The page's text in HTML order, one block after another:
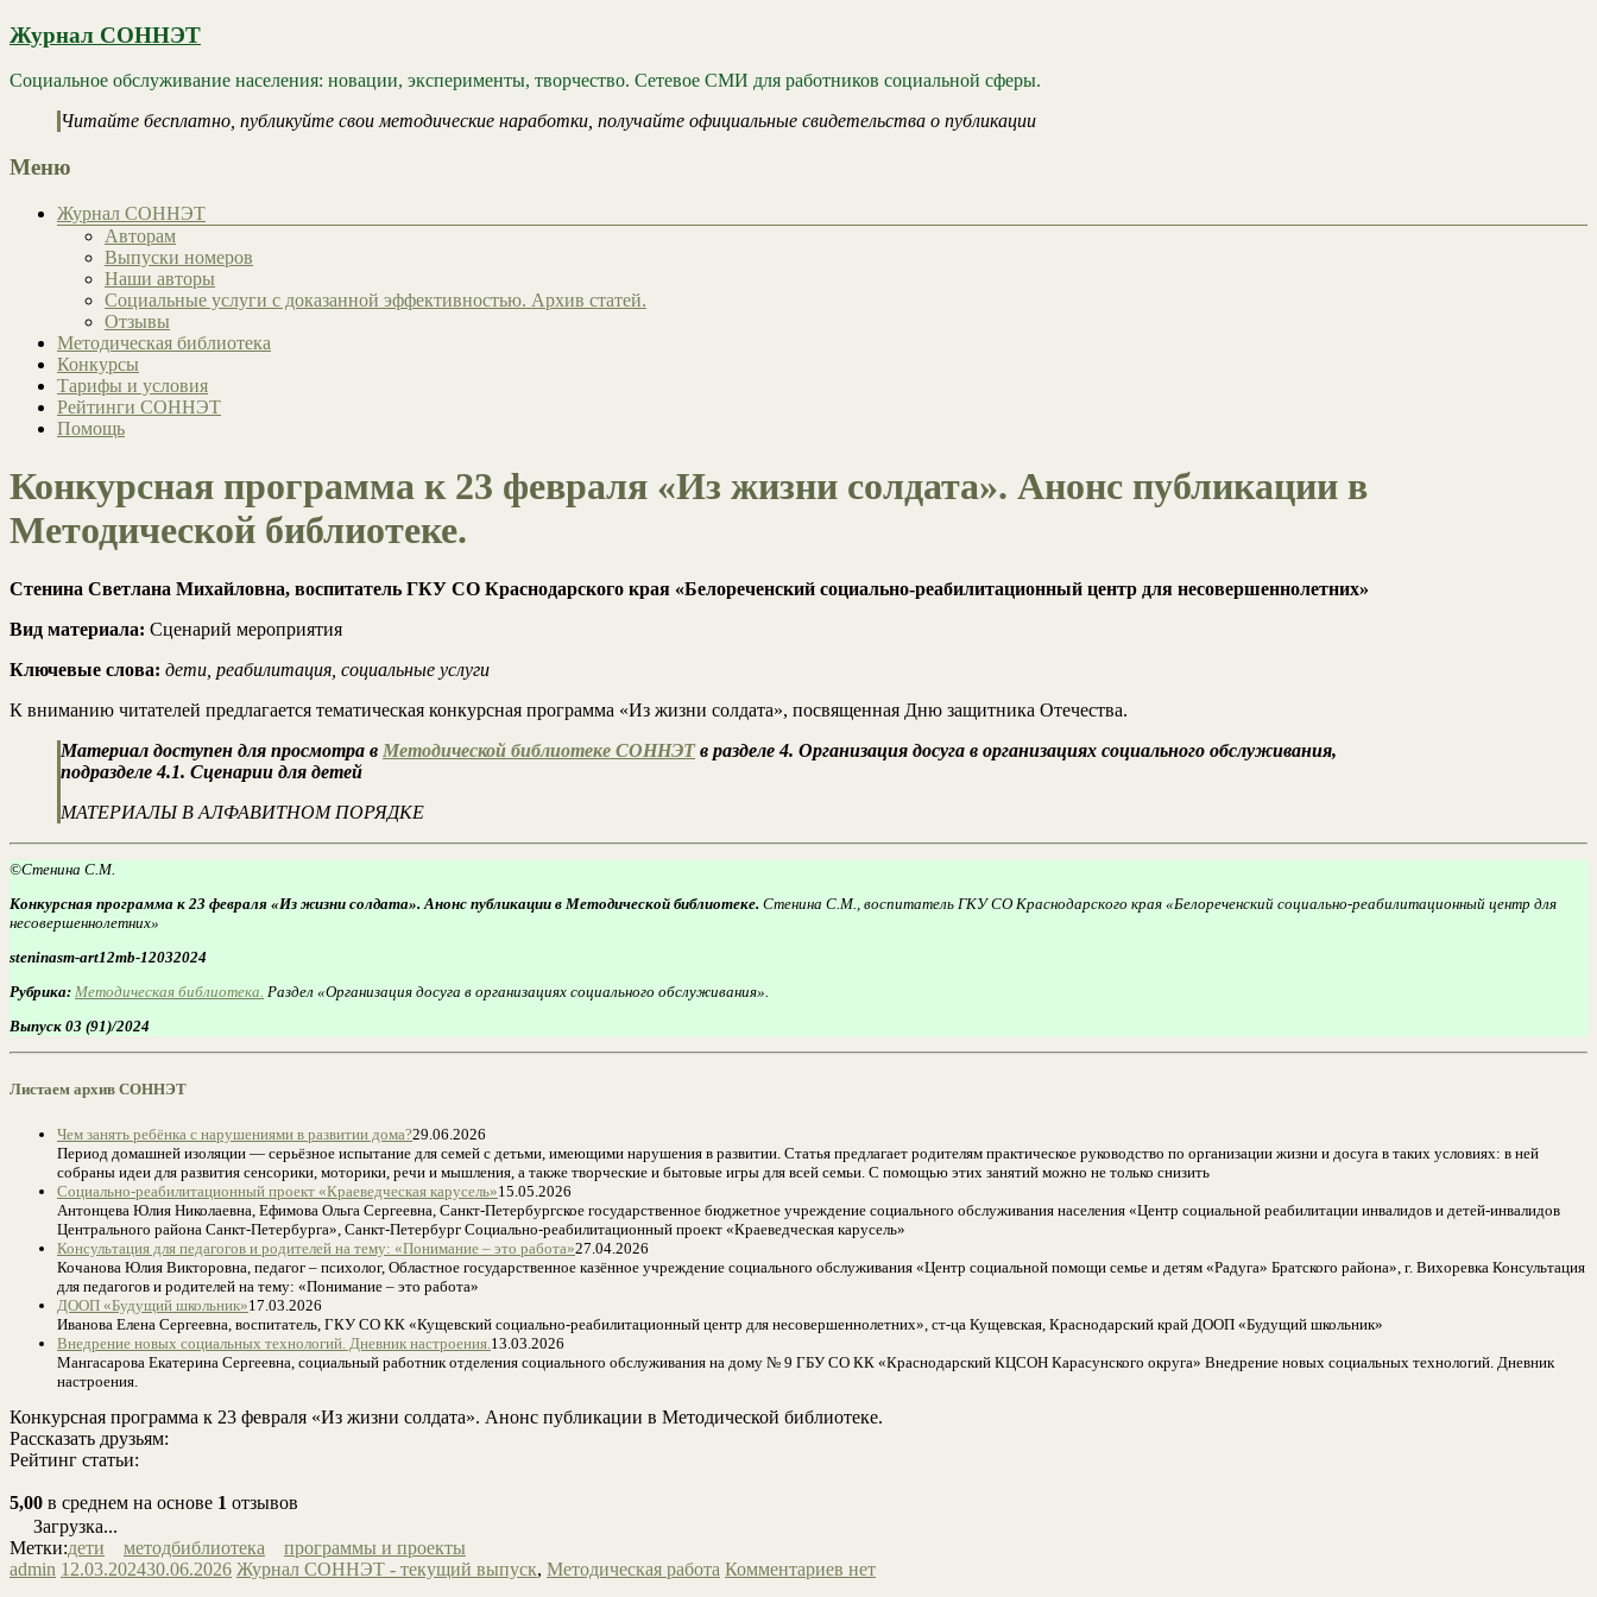
Журнал СОННЭТ
Социальное обслуживание населения: новации, эксперименты, творчество. Сетевое СМИ для работников социальной сферы.
Читайте бесплатно, публикуйте свои методические наработки, получайте официальные свидетельства о публикации
Меню
Журнал СОННЭТ
Авторам
Выпуски номеров
Наши авторы
Социальные услуги с доказанной эффективностью. Архив статей.
Отзывы
Методическая библиотека
Конкурсы
Тарифы и условия
Рейтинги СОННЭТ
Помощь
Конкурсная программа к 23 февраля «Из жизни солдата». Анонс публикации в
Методической библиотеке.
Стенина Светлана Михайловна, воспитатель ГКУ СО Краснодарского края «Белореченский социально-реабилитационный центр для несовершеннолетних»
Вид материала: Сценарий мероприятия
Ключевые слова: дети, реабилитация, социальные услуги
К вниманию читателей предлагается тематическая конкурсная программа «Из жизни солдата», посвященная Дню защитника Отечества.
Материал доступен для просмотра в Методической библиотеке СОННЭТв разделе 4. Организация досуга в организациях социального обслуживания,
подразделе 4.1. Сценарии для детей
МАТЕРИАЛЫ В АЛФАВИТНОМ ПОРЯДКЕ
©Стенина С.М.
Конкурсная программа к 23 февраля «Из жизни солдата». Анонс публикации в Методической библиотеке. Стенина С.М., воспитатель ГКУ СО Краснодарского края «Белореченский социально-реабилитационный центр для
несовершеннолетних»
steninasm-art12mb-12032024
Рубрика: Методическая библиотека. Раздел «Организация досуга в организациях социального обслуживания».
Выпуск 03 (91)/2024
Листаем архив СОННЭТ
Чем занять ребёнка с нарушениями в развитии дома?29.06.2026
Период домашней изоляции — серьёзное испытание для семей с детьми, имеющими нарушения в развитии. Статья предлагает родителям практическое руководство по организации жизни и досуга в таких условиях: в ней
собраны идеи для развития сенсорики, моторики, речи и мышления, а также творческие и бытовые игры для всей семьи. С помощью этих занятий можно не только снизить
Социально-реабилитационный проект «Краеведческая карусель»15.05.2026
Антонцева Юлия Николаевна, Ефимова Ольга Сергеевна, Санкт-Петербургское государственное бюджетное учреждение социального обслуживания населения «Центр социальной реабилитации инвалидов и детей-инвалидов
Центрального района Санкт-Петербурга», Санкт-Петербург Социально-реабилитационный проект «Краеведческая карусель»
Консультация для педагогов и родителей на тему: «Понимание – это работа»27.04.2026
Кочанова Юлия Викторовна, педагог – психолог, Областное государственное казённое учреждение социального обслуживания «Центр социальной помощи семье и детям «Радуга» Братского района», г. Вихоревка Консультация
для педагогов и родителей на тему: «Понимание – это работа»
ДООП «Будущий школьник»17.03.2026
Иванова Елена Сергеевна, воспитатель, ГКУ СО КК «Кущевский социально-реабилитационный центр для несовершеннолетних», ст-ца Кущевская, Краснодарский край ДООП «Будущий школьник»
Внедрение новых социальных технологий. Дневник настроения.13.03.2026
Мангасарова Екатерина Сергеевна, социальный работник отделения социального обслуживания на дому № 9 ГБУ СО КК «Краснодарский КЦСОН Карасунского округа» Внедрение новых социальных технологий. Дневник
настроения.
Конкурсная программа к 23 февраля «Из жизни солдата». Анонс публикации в Методической библиотеке.
Рассказать друзьям:
Рейтинг статьи:
5,00 в среднем на основе 1 отзывов
Загрузка...
Метки:дети методбиблиотека
программы и проекты
admin 12.03.202430.06.2026 Журнал СОННЭТ - текущий выпуск, Методическая работа Комментариев нет